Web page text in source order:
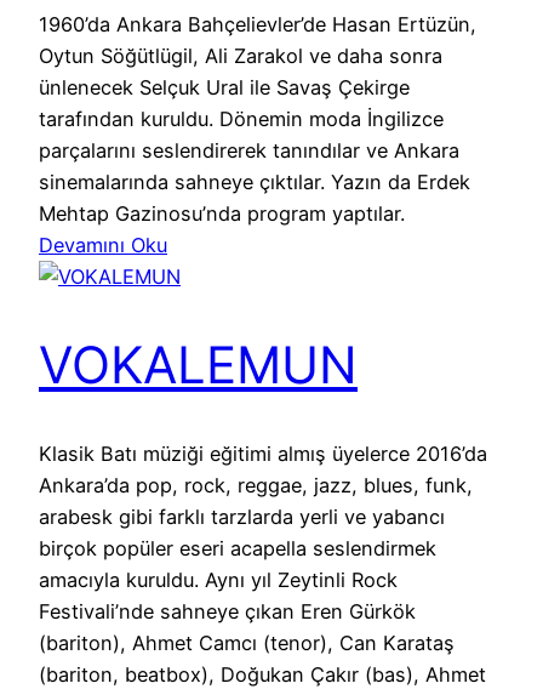
1960’da Ankara Bahçelievler’de Hasan Ertüzün,
Oytun Söğütlügil, Ali Zarakol ve daha sonra
ünlenecek Selçuk Ural ile Savaş Çekirge
tarafından kuruldu. Dönemin moda İngilizce
parçalarını seslendirerek tanındılar ve Ankara
sinemalarında sahneye çıktılar. Yazın da Erdek
Mehtap Gazinosu’nda program yaptılar.
Devamını Oku
VOKALEMUN
Klasik Batı müziği eğitimi almış üyelerce 2016’da
Ankara’da pop, rock, reggae, jazz, blues, funk,
arabesk gibi farklı tarzlarda yerli ve yabancı
birçok popüler eseri acapella seslendirmek
amacıyla kuruldu. Aynı yıl Zeytinli Rock
Festivali’nde sahneye çıkan Eren Gürkök
(bariton), Ahmet Camcı (tenor), Can Karataş
(bariton, beatbox), Doğukan Çakır (bas), Ahmet